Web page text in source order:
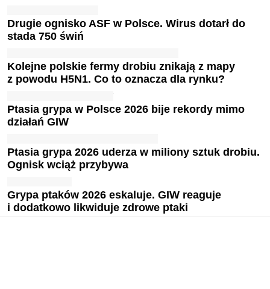
Drugie ognisko ASF w Polsce. Wirus dotarł do
stada 750 świń
Kolejne polskie fermy drobiu znikają z mapy
z powodu H5N1. Co to oznacza dla rynku?
Ptasia grypa w Polsce 2026 bije rekordy mimo
działań GIW
Ptasia grypa 2026 uderza w miliony sztuk drobiu.
Ognisk wciąż przybywa
Grypa ptaków 2026 eskaluje. GIW reaguje
i dodatkowo likwiduje zdrowe ptaki